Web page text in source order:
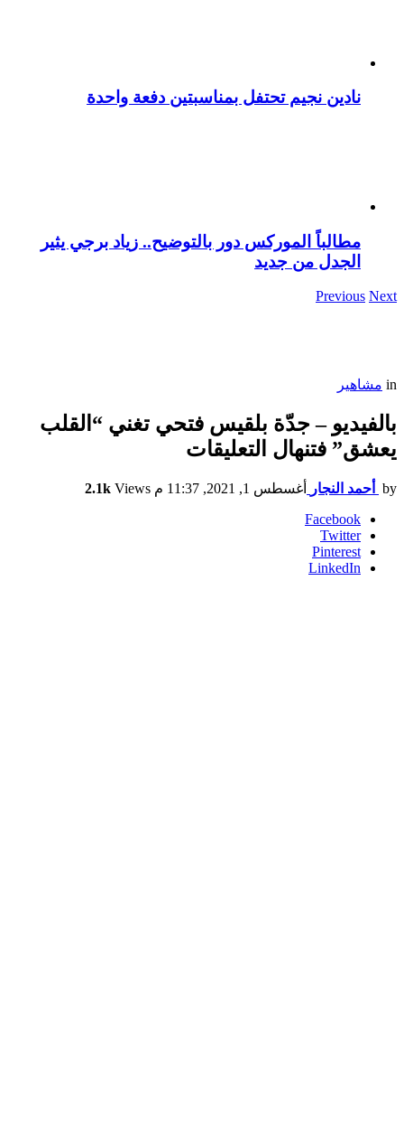
نادين نجيم تحتفل بمناسبتين دفعة واحدة
مطالباً الموركس دور بالتوضيح.. زياد برجي يثير
الجدل من جديد
Previous Next
in مشاهير
بالفيديو – جدّة بلقيس فتحي تغني “القلب
يعشق” فتنهال التعليقات
by أحمد النجار أغسطس 1, 2021, 11:37 م 2.1k Views
Facebook
Twitter
Pinterest
LinkedIn